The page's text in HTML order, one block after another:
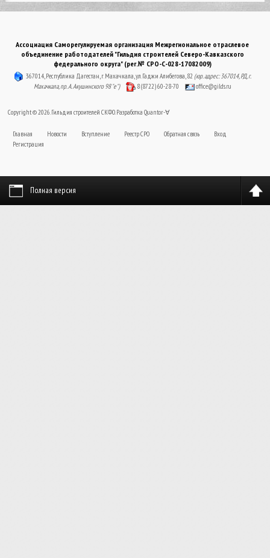
Ассоциация Саморегулируемая организация Межрегиональное отраслевое
объединение работодателей "Гильдия строителей Северо-Кавказского
федерального округа" (рег.№ СРО-С-028-17082009)
367014, Республика Дагестан, г. Махачкала, ул. Гаджи Алибегова, 82 (юр. адрес: 367014, РД, г.
Махачкала, пр. А. Акушинского 98 "е")
8 (8722) 60-28-70 office@gilds.ru
Copyright © 2026. Гильдия строителей СКФО. Разработка Quantor-∀
Главная Новости Вступление Реестр СРО Обратная связь
Вход
Регистрация
Полная версия